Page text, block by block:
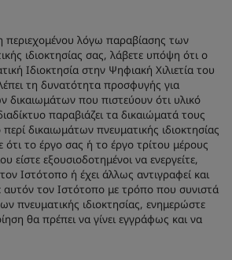
art'otel
Park Inn by Radisson
Country Inn & Suites
ξενοδοχεία
ομάδες
της πόλης
μας
και Διοργανωτές
περιεχομένου λόγω παραβίασης των
ιδιοκτησίας σας, λάβετε υπόψη ότι ο
Ιδιοκτησία στην Ψηφιακή Χιλιετία του
τη δυνατότητα προσφυγής για
δικαιωμάτων που πιστεύουν ότι υλικό
παραβιάζει τα δικαιώματά τους
δικαιωμάτων πνευματικής ιδιοκτησίας
το έργο σας ή το έργο τρίτου μέρους
είστε εξουσιοδοτημένοι να ενεργείτε,
Ιστότοπο ή έχει άλλως αντιγραφεί και
αυτόν τον Ιστότοπο με τρόπο που συνιστά
πνευματικής ιδιοκτησίας, ενημερώστε
θα πρέπει να γίνει εγγράφως και να